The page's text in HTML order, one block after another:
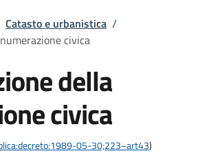
Catasto e urbanistica /
civica
della
civica
05-30;223~art43)